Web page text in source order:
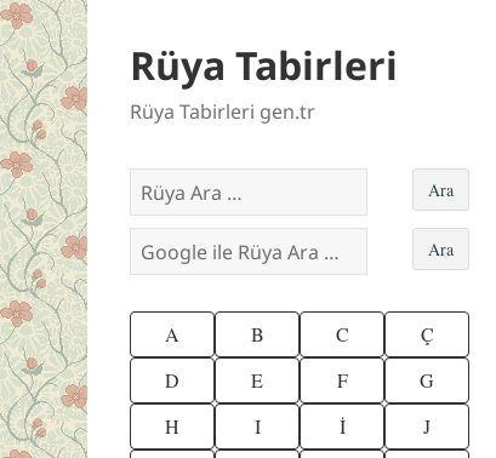
Rüya Tabirleri
Rüya Tabirleri gen.tr
A B C
Ç
D
E F
G
H
I İ
J